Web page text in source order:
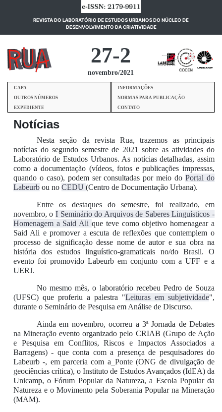
REVISTA DO LABORATÓRIO DE ESTUDOS URBANOS DO NÚCLEO DE
DESENVOLVIMENTO DA CRIATIVIDADE(current)
27-2
novembro/2021
CAPA
INFORMAÇÕES
OUTROS NÚMEROS
NORMAS PARA PUBLICAÇÃO
EXPEDIENTE
CONTATO
Notícias
Nesta seção da revista Rua, trazemos as principais
notícias do segundo semestre de 2021 sobre as atividades do
Laboratório de Estudos Urbanos. As notícias detalhadas, assim
como a documentação (vídeos, fotos e publicações impressas,
quando o caso), podem ser consultadas por meio doPortal do
Labeurbou no CEDU (Centro de Documentação Urbana).
Entre os destaques do semestre, foi realizado, em
novembro, oI Seminário do Arquivos de Saberes Linguísticos -
Homenagem a Said Alique teve como objetivo homenagear a
Said Ali e promover a escuta de reflexões que contemplem o
processo de significação desse nome de autor e sua obra na
história dos estudos linguístico-gramaticais no/do Brasil. O
evento foi promovido Labeurb em conjunto com a UFF e a
UERJ.
No mesmo mês, o laboratório recebeu Pedro de Souza
(UFSC) que proferiu a palestra "Leituras em subjetividade",
durante o Seminário de Pesquisa em Análise de Discurso.
Ainda em novembro, ocorreu a 3ª Jornada de Debates
na Mineração evento organizado pelo CRIAB (Grupo de Ação
e Pesquisa em Conflitos, Riscos e Impactos Associados a
Barragens) - que conta com a presença de pesquisadores do
Labeurb -, em parceria com a_Ponte (ONG de divulgação de
geociências crítica), o Instituto de Estudos Avançados (IdEA) da
Unicamp, o Fórum Popular da Natureza, a Escola Popular da
Natureza e o Movimento pela Soberania Popular na Mineração
(MAM).